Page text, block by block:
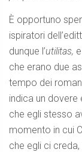
È opportuno
ispiratori
dunque l’utilitas,
che erano due
tempo dei
indica un dovere
che egli stesso
momento in cui
che egli ci